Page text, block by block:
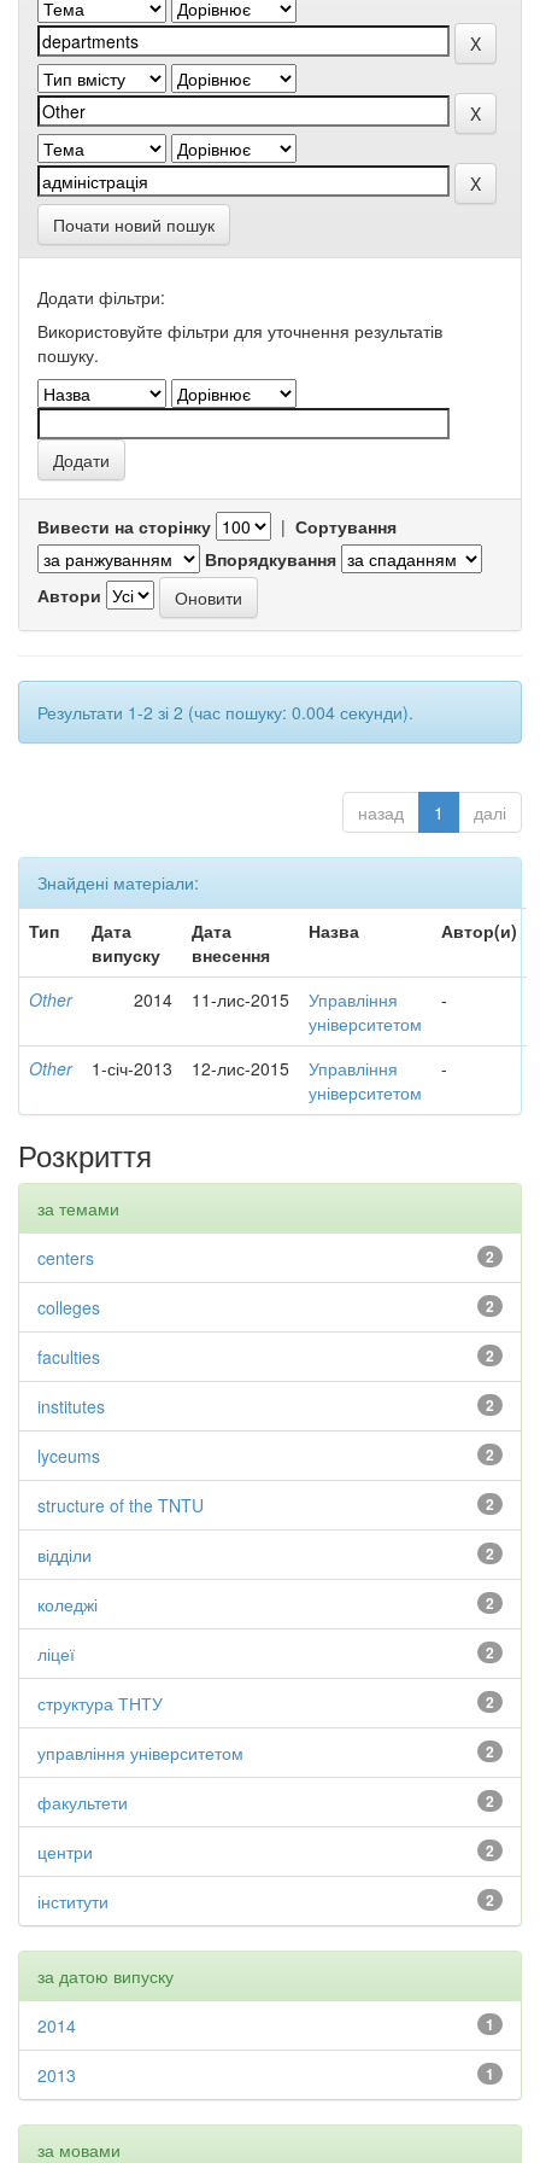
Почати новий пошук
Додати фільтри:
Використовуйте фільтри для уточнення результатів
пошуку.
Вивести на сторінку | Сортування
Впорядкування
Автори
Результати 1-2 зі 2 (час пошуку: 0.004 секунди).
назад 1 далі
Знайдені матеріали:
Тип
Дата
випуску
Дата
внесення
Назва Автор(и)
Other 2014 11-лис-2015
Управління
університетом
-
Other 1-січ-2013 12-лис-2015
Управління
університетом
-
Розкриття
за темами
2
centers
2
colleges
2
faculties
2
institutes
2
lyceums
2
structure of the TNTU
2
відділи
2
коледжі
2
ліцеї
2
структура ТНТУ
2
управління університетом
2
факультети
2
центри
2
інститути
за датою випуску
1
2014
1
2013
за мовами